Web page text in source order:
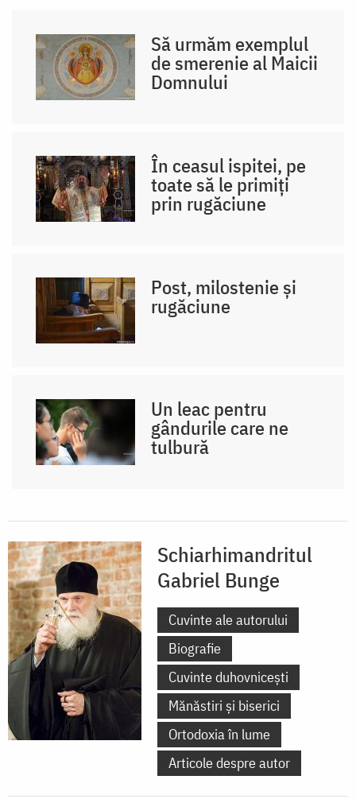
Să urmăm exemplul
de smerenie al Maicii
Domnului
În ceasul ispitei, pe
toate să le primiți
prin rugăciune
Post, milostenie și
rugăciune
Un leac pentru
gândurile care ne
tulbură
Schiarhimandritul
Gabriel Bunge
Cuvinte ale autorului
Biografie
Cuvinte duhovnicești
Mănăstiri și biserici
Ortodoxia în lume
Articole despre autor